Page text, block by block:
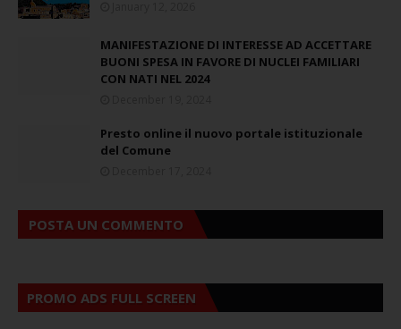
MANIFESTAZIONE DI INTERESSE AD ACCETTARE
BUONI SPESA IN FAVORE DI NUCLEI FAMILIARI
CON NATI NEL 2024
Presto online il nuovo portale istituzionale
del Comune
POSTA UN COMMENTO
PROMO ADS FULL SCREEN